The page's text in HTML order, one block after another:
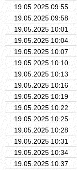
19.05.2025 09:55
19.05.2025 09:58
19.05.2025 10:01
19.05.2025 10:04
19.05.2025 10:07
19.05.2025 10:10
19.05.2025 10:13
19.05.2025 10:16
19.05.2025 10:19
19.05.2025 10:22
19.05.2025 10:25
19.05.2025 10:28
19.05.2025 10:31
19.05.2025 10:34
19.05.2025 10:37